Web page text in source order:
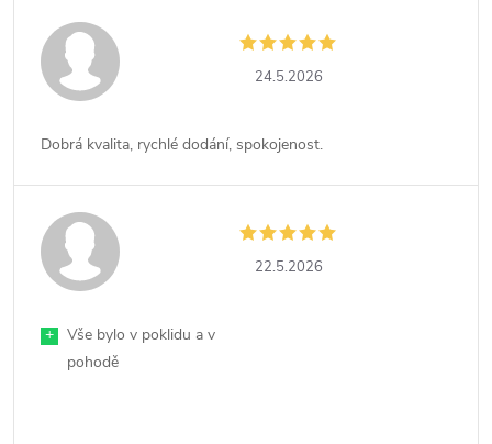
24.5.2026
Dobrá kvalita, rychlé dodání, spokojenost.
22.5.2026
+
Vše bylo v poklidu a v
pohodě